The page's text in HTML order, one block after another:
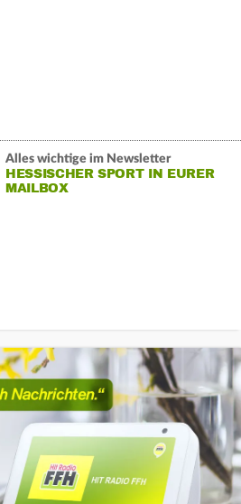
Alles wichtige im Newsletter
HESSISCHER SPORT IN EURER
MAILBOX